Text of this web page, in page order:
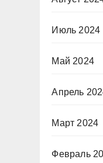
Июль 2024
Май 2024
Апрель
Март 2024
Февраль